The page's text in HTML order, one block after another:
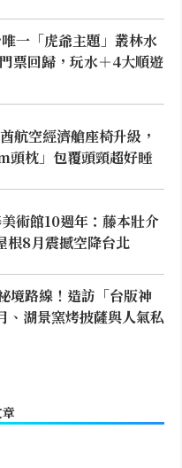
一「虎爺主題」叢林水
票回歸，玩水＋4大順遊
航空經濟艙座椅升級，
枕」包覆頭頸超好睡
術館10週年：藤本壯介
根8月震撼空降台北
境路線！造訪「台版神
、湖景窯烤披薩與人氣私